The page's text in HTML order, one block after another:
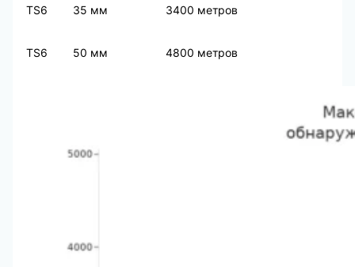
TS6 35 мм 3400 метров
TS6 50 мм 4800 метров